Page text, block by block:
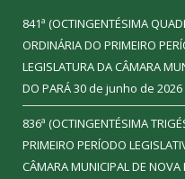
841ª (OCTINGENTÉSIMA
ORDINÁRIA DO PRIMEIRO
LEGISLATURA DA CÂMARA
DO PARÁ30 de junho de 2026
836ª (OCTINGENTÉSIMA
PRIMEIRO PERÍODO
CÂMARA MUNICIPAL DE